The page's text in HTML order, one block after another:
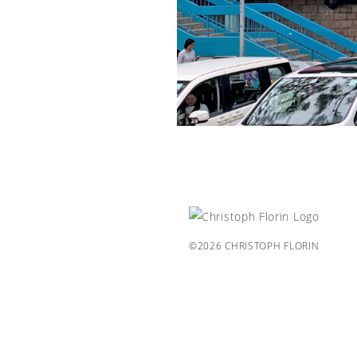
©2026 CHRISTOPH FLORIN